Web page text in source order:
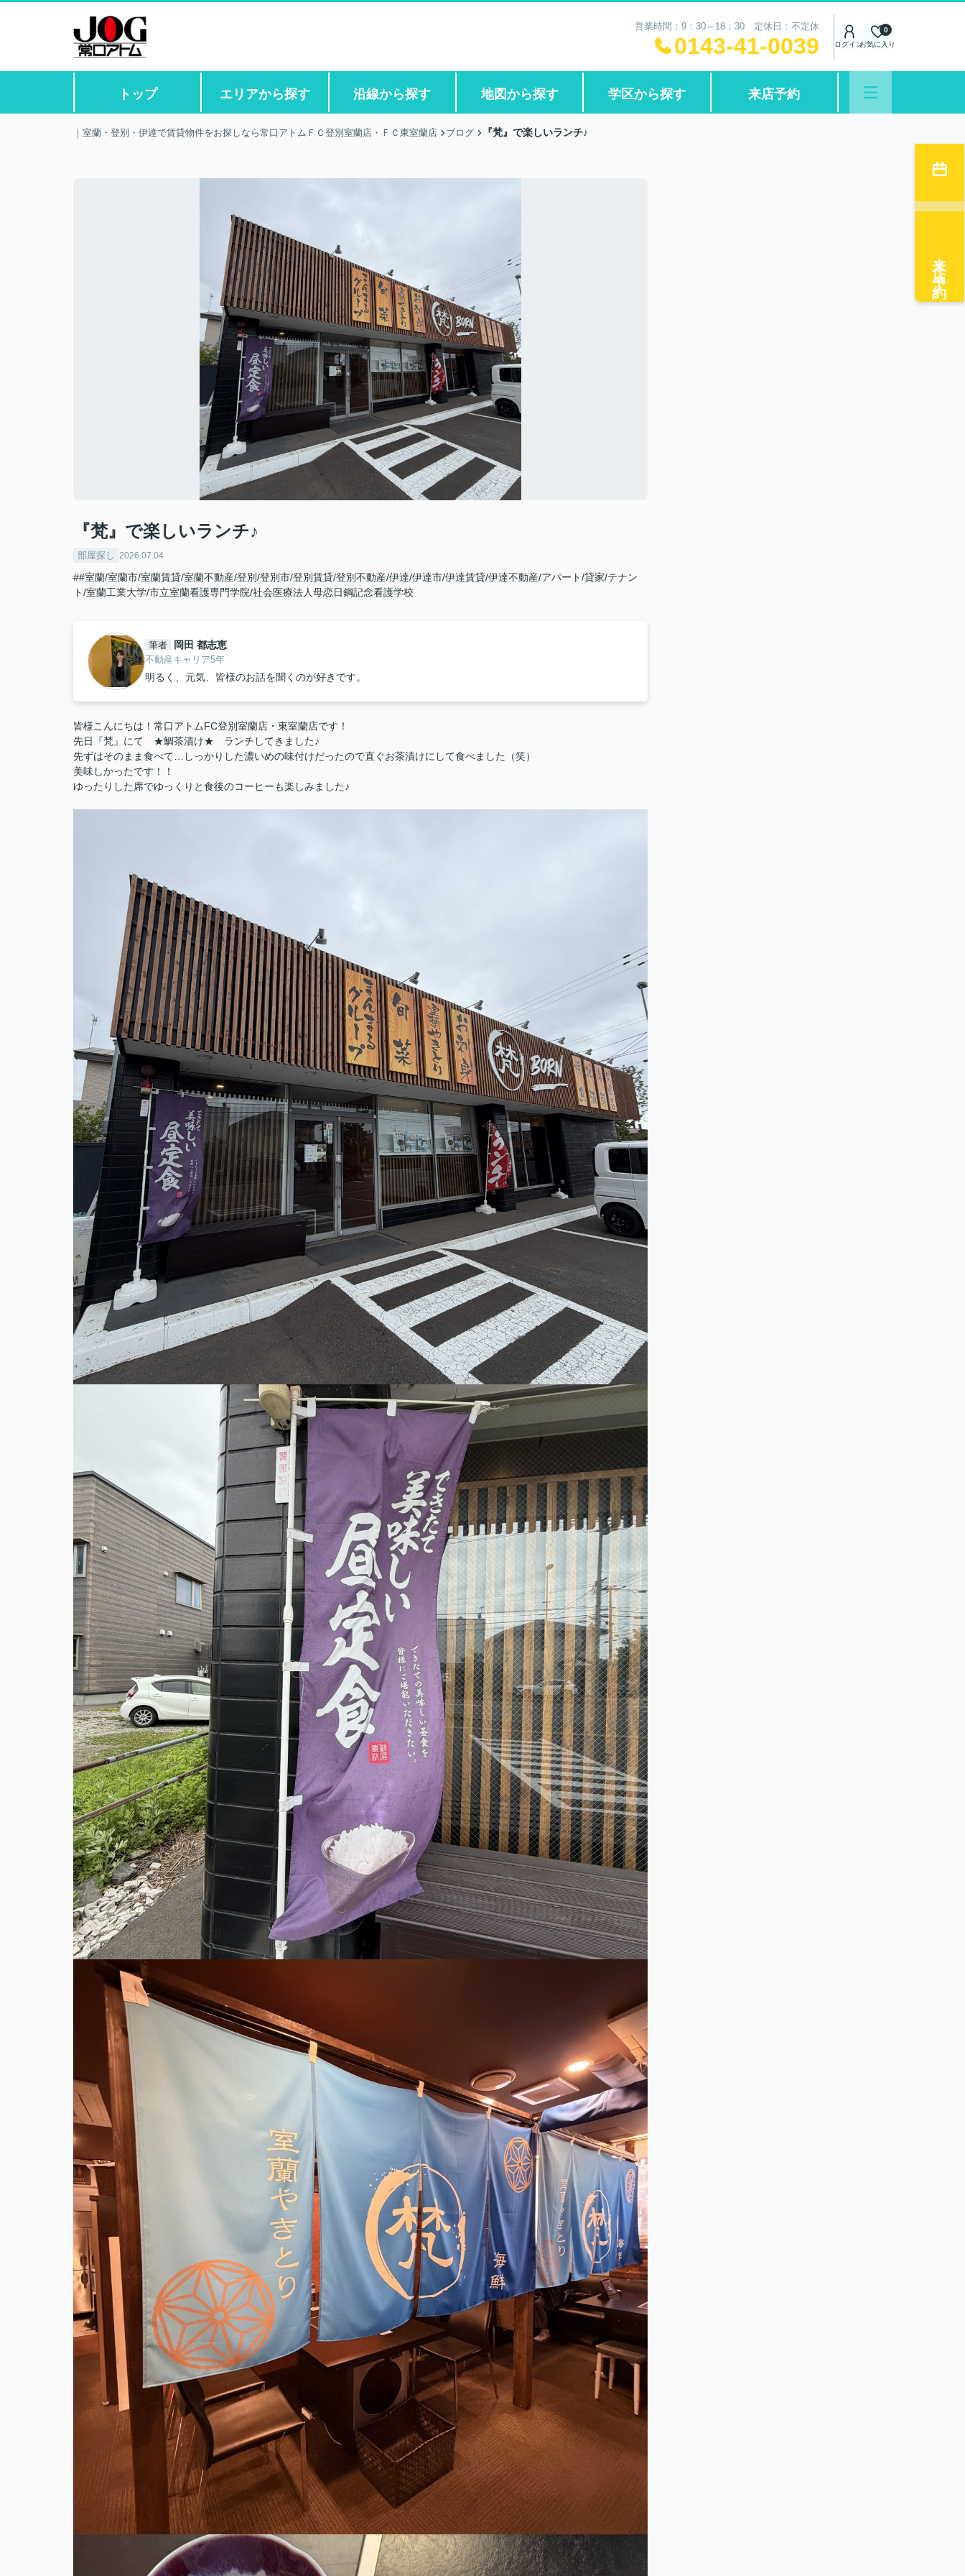
営業時間：9：30～18：30 定休日：不定休
0143-41-0039 ログインお気に入り
0
トップ エリアから探す 沿線から探す 地図から探す 学区から探す 来店予約
｜室蘭・登別・伊達で賃貸物件をお探しなら常口アトムＦＣ登別室蘭店・ＦＣ東室蘭店 ブログ 『梵』で楽しいランチ♪
『梵』で楽しいランチ♪
部屋探し 2026.07.04
##室蘭/室蘭市/室蘭賃貸/室蘭不動産/登別/登別市/登別賃貸/登別不動産/伊達/伊達市/伊達賃貸/伊達不動産/アパート/貸家/テナン
ト/室蘭工業大学/市立室蘭看護専門学院/社会医療法人母恋日鋼記念看護学校
筆者 岡田 都志恵
不動産キャリア5年
明るく、元気、皆様のお話を聞くのが好きです。
皆様こんにちは！常口アトムFC登別室蘭店・東室蘭店です！
先日『梵』にて ★鯛茶漬け★ ランチしてきました♪
先ずはそのまま食べて…しっかりした濃いめの味付けだったので直ぐお茶漬けにして食べました（笑）
美味しかったです！！
ゆったりした席でゆっくりと食後のコーヒーも楽しみました♪
来店予約